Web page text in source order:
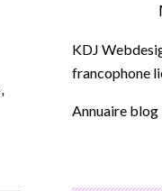
,
KDJ
francophone
Annuaire blog